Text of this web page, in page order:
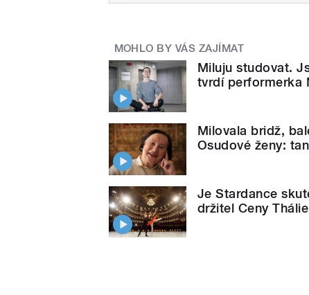
MOHLO BY VÁS ZAJÍMAT
Miluju studovat.
tvrdí performerka
Milovala bridž,
Osudové ženy:
Je Stardance
držitel Ceny